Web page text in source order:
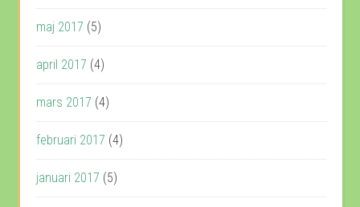
maj 2017 (5)
april 2017 (4)
mars 2017 (4)
februari 2017 (4)
januari 2017 (5)